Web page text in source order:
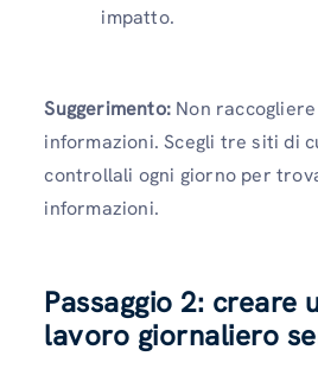
impatto.
Suggerimento: Non
informazioni. Scegli tre siti di
controllali ogni giorno per
informazioni.
Passaggio 2: creare
lavoro giornaliero